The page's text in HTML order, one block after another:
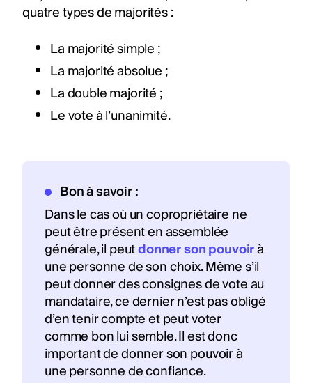
quatre types de majorités :
La majorité simple ;
La majorité absolue ;
La double majorité ;
Le vote à l’unanimité.
Bon à savoir :
Dans le cas où un copropriétaire ne
peut être présent en assemblée
générale, il peutdonner son pouvoirà
une personne de son choix. Même s’il
peut donner des consignes de vote au
mandataire, ce dernier n’est pas obligé
d’en tenir compte et peut voter
comme bon lui semble. Il est donc
important de donner son pouvoir à
une personne de confiance.